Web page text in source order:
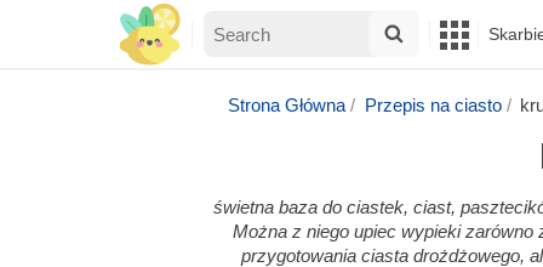
Strona Główna Przepis na ciasto
świetna baza do ciastek, ciast,
Można z niego upiec wypieki zarówno
przygotowania ciasta drożdżowego,